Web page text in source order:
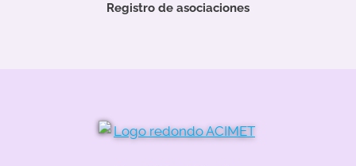
Registro de asociaciones